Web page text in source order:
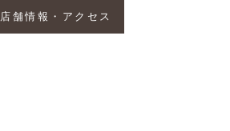
店舗情報・アクセス